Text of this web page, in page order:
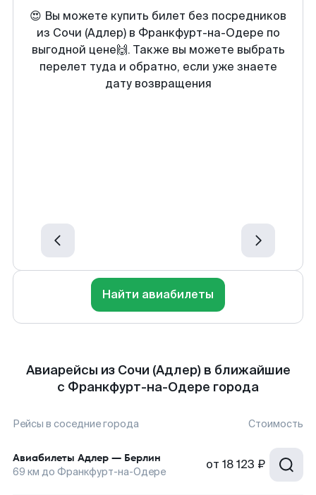
😍 Вы можете купить билет без посредников
из Сочи (Адлер) в Франкфурт-на-Одере по
выгодной цене🙌. Также вы можете выбрать
перелет туда и обратно, если уже знаете
дату возвращения
Найти авиабилеты
Авиарейсы из Сочи (Адлер) в ближайшие
с Франкфурт-на-Одере города
Рейсы в соседние города Стоимость
Авиабилеты Адлер — Берлин
69 км до Франкфурт-на-Одере от 18 123 ₽